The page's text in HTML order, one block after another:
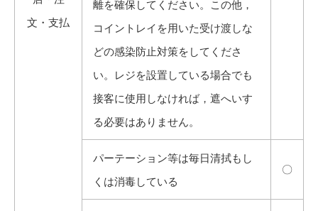
文・支払
離を確保してください。この他，
コイントレイを用いた受け渡しな
どの感染防止対策をしてくださ
い。レジを設置している場合でも
接客に使用しなければ，遮へいす
る必要はありません。
パーテーション等は毎日清拭もし
くは消毒している
〇